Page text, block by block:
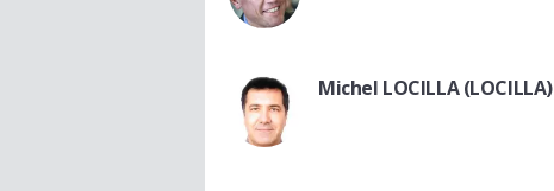
Michel LOCILLA (LOCILLA)